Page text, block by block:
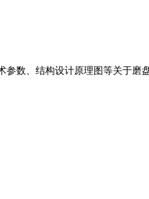
数、结构设计原理图等关于磨